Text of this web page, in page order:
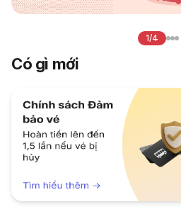
1/4
Có gì mới